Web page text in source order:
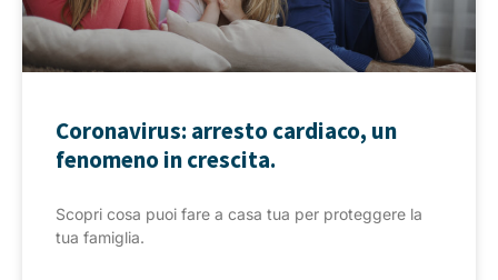
Coronavirus: arresto cardiaco, un
fenomeno in crescita.
Scopri cosa puoi fare a casa tua per proteggere la
tua famiglia.